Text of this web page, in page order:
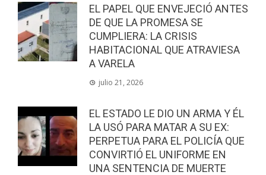
EL PAPEL QUE ENVEJECIÓ ANTES
DE QUE LA PROMESA SE
CUMPLIERA: LA CRISIS
HABITACIONAL QUE ATRAVIESA
A VARELA
julio 21, 2026
EL ESTADO LE DIO UN ARMA Y ÉL
LA USÓ PARA MATAR A SU EX:
PERPETUA PARA EL POLICÍA QUE
CONVIRTIÓ EL UNIFORME EN
UNA SENTENCIA DE MUERTE